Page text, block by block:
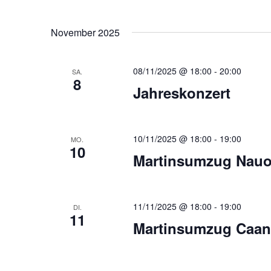
November 2025
SA.
8 Jahreskonzert
08/11/2025 @ 18:00 - 20:00
MO.
10 Martinsumzug
10/11/2025 @ 18:00 - 19:00
DI.
11 Martinsumzug Caan
11/11/2025 @ 18:00 - 19:00